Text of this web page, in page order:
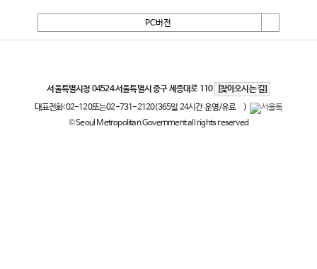
PC버전
서울특별시청 04524 서울특별시 중구 세종대로 110
[찾아오시는 길]
대표전화:02-120또는02-731-2120(365일 24시간 운영/유료
)
© Seoul Metropolitan Government all rights reserved